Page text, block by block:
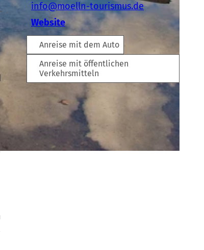
info@moelln-tourismus.de
Website
Anreise mit dem Auto
Anreise mit öffentlichen
Verkehrsmitteln